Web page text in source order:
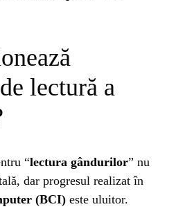
lectură a
“lectura gândurilor” nu
dar progresul realizat în
(BCI) este uluitor.
ago
a Încetinit Rotația
sau Realitate?
5 cele mai bune seriale